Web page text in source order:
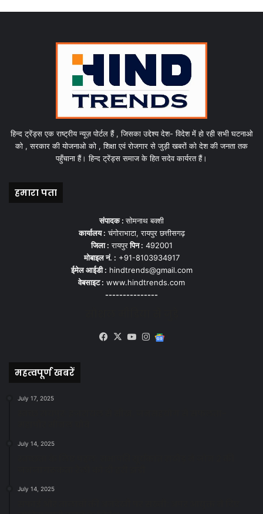
हिन्द ट्रेंड्स एक राष्ट्रीय न्यूज़ पोर्टल हैं , जिसका उद्देश्य देश- विदेश में हो रही सभी घटनाओ
को , सरकार की योजनाओ को , शिक्षा एवं रोजगार से जुड़ी खबरों को देश की जनता तक
पहुँचाना हैं। हिन्द ट्रेंड्स समाज के हित सदेव कार्यरत हैं।
हमारा पता
संपादक :सोमनाथ बक्शी
कार्यालय : चंगोराभाटा, रायपुर छत्तीसगढ़
जिला : रायपुरपिन : 492001
मोबाइल नं. : +91-8103934917
ईमेल आईडी : hindtrends@gmail.com
वेबसाइट : www.hindtrends.com
---------------
Facebook
X YouTubeInstagram
महत्वपूर्ण खबरें
July 17, 2025
July 14, 2025
July 14, 2025